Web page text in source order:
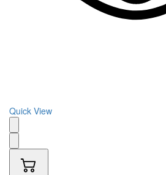
Quick View